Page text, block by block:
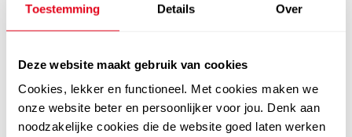
Toestemming Details Over
Deze website maakt gebruik van cookies
Cookies, lekker en functioneel. Met cookies maken we
onze website beter en persoonlijker voor jou. Denk aan
noodzakelijke cookies die de website goed laten werken